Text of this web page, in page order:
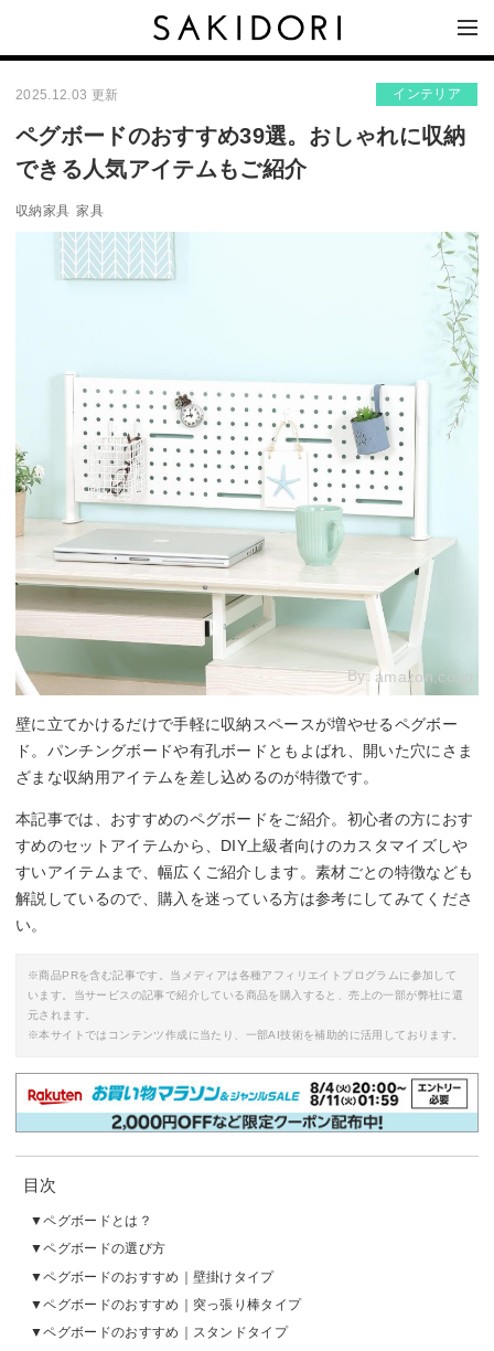
2025.12.03 更新 インテリア
ペグボードのおすすめ39選。おしゃれに収納
できる人気アイテムもご紹介
収納家具 家具
By:amazon.co.jp
壁に立てかけるだけで手軽に収納スペースが増やせるペグボー
ド。パンチングボードや有孔ボードともよばれ、開いた穴にさま
ざまな収納用アイテムを差し込めるのが特徴です。
本記事では、おすすめのペグボードをご紹介。初心者の方におす
すめのセットアイテムから、DIY上級者向けのカスタマイズしや
すいアイテムまで、幅広くご紹介します。素材ごとの特徴なども
解説しているので、購入を迷っている方は参考にしてみてくださ
い。
※商品PRを含む記事です。当メディアは各種アフィリエイトプログラムに参加して
います。当サービスの記事で紹介している商品を購入すると、売上の一部が弊社に還
元されます。
※本サイトではコンテンツ作成に当たり、一部AI技術を補助的に活用しております。
目次
ペグボードとは？
ペグボードの選び方
ペグボードのおすすめ｜壁掛けタイプ
ペグボードのおすすめ｜突っ張り棒タイプ
ペグボードのおすすめ｜スタンドタイプ